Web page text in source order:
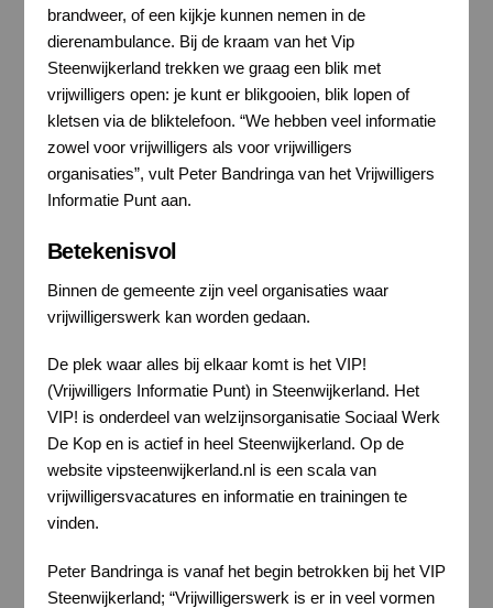
brandweer, of een kijkje kunnen nemen in de
dierenambulance. Bij de kraam van het Vip
Steenwijkerland trekken we graag een blik met
vrijwilligers open: je kunt er blikgooien, blik lopen of
kletsen via de bliktelefoon. “We hebben veel informatie
zowel voor vrijwilligers als voor vrijwilligers
organisaties”, vult Peter Bandringa van het Vrijwilligers
Informatie Punt aan.
Betekenisvol
Binnen de gemeente zijn veel organisaties waar
vrijwilligerswerk kan worden gedaan.
De plek waar alles bij elkaar komt is het VIP!
(Vrijwilligers Informatie Punt) in Steenwijkerland. Het
VIP! is onderdeel van welzijnsorganisatie Sociaal Werk
De Kop en is actief in heel Steenwijkerland. Op de
website vipsteenwijkerland.nl is een scala van
vrijwilligersvacatures en informatie en trainingen te
vinden.
Peter Bandringa is vanaf het begin betrokken bij het VIP
Steenwijkerland; “Vrijwilligerswerk is er in veel vormen